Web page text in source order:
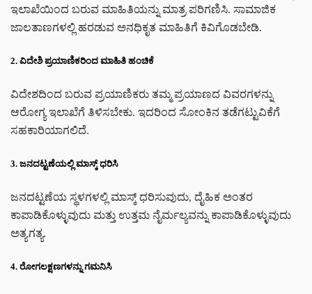
ಇಲಾಖೆಯಿಂದ ಬರುವ ಮಾಹಿತಿಯನ್ನು ಮಾತ್ರ ಪರಿಗಣಿಸಿ. ಸಾಮಾಜಿಕ
ಜಾಲತಾಣಗಳಲ್ಲಿ ಹರಡುವ ಅನಧಿಕೃತ ಮಾಹಿತಿಗೆ ಕಿವಿಗೊಡಬೇಡಿ.
2. ವಿದೇಶಿ ಪ್ರಯಾಣಿಕರಿಂದ ಮಾಹಿತಿ ಹಂಚಿಕೆ
ವಿದೇಶದಿಂದ ಬರುವ ಪ್ರಯಾಣಿಕರು ತಮ್ಮ ಪ್ರಯಾಣದ ವಿವರಗಳನ್ನು
ಆರೋಗ್ಯ ಇಲಾಖೆಗೆ ತಿಳಿಸಬೇಕು. ಇದರಿಂದ ಸೋಂಕಿನ ತಡೆಗಟ್ಟುವಿಕೆಗೆ
ಸಹಕಾರಿಯಾಗಲಿದೆ.
3. ಜನದಟ್ಟಣೆಯಲ್ಲಿ ಮಾಸ್ಕ್ ಧರಿಸಿ
ಜನದಟ್ಟಣೆಯ ಸ್ಥಳಗಳಲ್ಲಿ ಮಾಸ್ಕ್ ಧರಿಸುವುದು, ದೈಹಿಕ ಅಂತರ
ಕಾಪಾಡಿಕೊಳ್ಳುವುದು ಮತ್ತು ಉತ್ತಮ ನೈರ್ಮಲ್ಯವನ್ನು ಕಾಪಾಡಿಕೊಳ್ಳುವುದು
ಅತ್ಯಗತ್ಯ.
4. ರೋಗಲಕ್ಷಣಗಳನ್ನು ಗಮನಿಸಿ